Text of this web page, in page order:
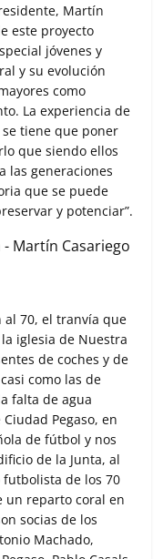
Martín
este proyecto
jóvenes y
y su evolución
como
La experiencia de
tiene que poner
que siendo ellos
las generaciones
que se puede
y potenciar”.
al 70, el tranvía que
iglesia de Nuestra
de coches y de
como las de
falta de agua
Pegaso, en
de fútbol y nos
de la Junta, al
de los 70
un reparto coral en
socias de los
Machado,